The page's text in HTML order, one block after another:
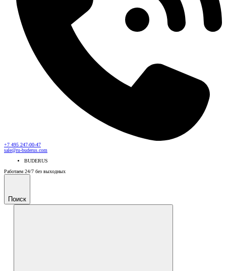
+7 495 247-00-47
sale@ru-buderus.com
BUDERUS
Работаем 24/7 без выходных
Поиск